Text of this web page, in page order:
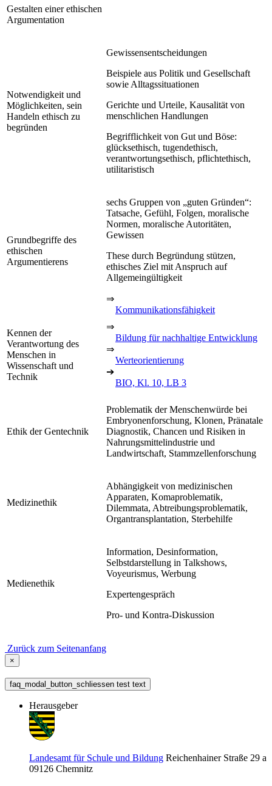
Gestalten einer ethischen
Argumentation
Notwendigkeit und
Möglichkeiten, sein
Handeln ethisch zu
begründen
Gewissensentscheidungen
Beispiele aus Politik und Gesellschaft
sowie Alltagssituationen
Gerichte und Urteile, Kausalität von
menschlichen Handlungen
Begrifflichkeit von Gut und Böse:
glücksethisch, tugendethisch,
verantwortungsethisch, pflichtethisch,
utilitaristisch
Grundbegriffe des
ethischen
Argumentierens
sechs Gruppen von „guten Gründen“:
Tatsache, Gefühl, Folgen, moralische
Normen, moralische Autoritäten,
Gewissen
These durch Begründung stützen,
ethisches Ziel mit Anspruch auf
Allgemeingültigkeit
⇒
Kommunikationsfähigkeit
Kennen der
Verantwortung des
Menschen in
Wissenschaft und
Technik
⇒
Bildung für nachhaltige Entwicklung
⇒
Werteorientierung
➔
BIO, Kl. 10, LB 3
Ethik der Gentechnik
Problematik der Menschenwürde bei
Embryonenforschung, Klonen, Pränatale
Diagnostik, Chancen und Risiken in
Nahrungsmittelindustrie und
Landwirtschaft, Stammzellenforschung
Medizinethik
Abhängigkeit von medizinischen
Apparaten, Komaproblematik,
Dilemmata, Abtreibungsproblematik,
Organtransplantation, Sterbehilfe
Medienethik
Information, Desinformation,
Selbstdarstellung in Talkshows,
Voyeurismus, Werbung
Expertengespräch
Pro- und Kontra-Diskussion
Zurück zum Seitenanfang
×
faq_modal_button_schliessen test text
Herausgeber
Landesamt für Schule und Bildung Reichenhainer Straße 29 a
09126 Chemnitz